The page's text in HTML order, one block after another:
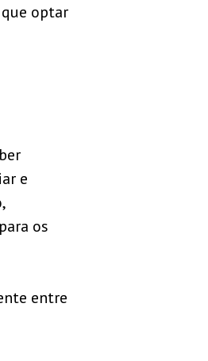
optar
e
os
entre